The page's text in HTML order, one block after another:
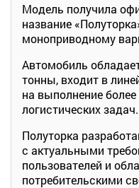
Модель получила
название
моноприводному
Автомобиль
тонны, входит в
на выполнение
логистических задач.
Полуторка
с актуальными
пользователей и
потребительскими